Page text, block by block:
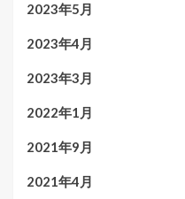
2023年5月
2023年4月
2023年3月
2022年1月
2021年9月
2021年4月